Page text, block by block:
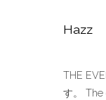
Hazz
THE
す。 The